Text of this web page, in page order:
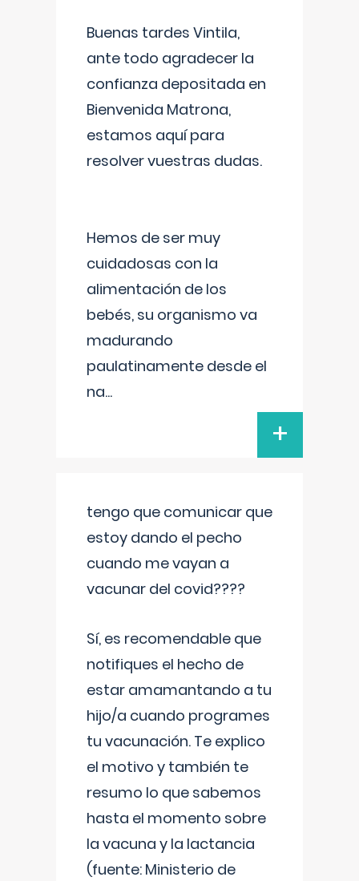
Buenas tardes Vintila,
ante todo agradecer la
confianza depositada en
Bienvenida Matrona,
estamos aquí para
resolver vuestras dudas.
Hemos de ser muy
cuidadosas con la
alimentación de los
bebés, su organismo va
madurando
paulatinamente desde el
na...
+
tengo que comunicar que
estoy dando el pecho
cuando me vayan a
vacunar del covid????
Sí, es recomendable que
notifiques el hecho de
estar amamantando a tu
hijo/a cuando programes
tu vacunación. Te explico
el motivo y también te
resumo lo que sabemos
hasta el momento sobre
la vacuna y la lactancia
(fuente: Ministerio de